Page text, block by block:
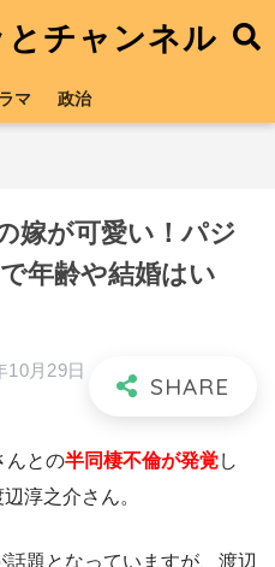
チャンネル
マ 政治
嫁が可愛い！パジ
年齢や結婚はい
10月29日
んとの半同棲不倫が発覚し
淳之介さん。
題となっていますが、渡辺